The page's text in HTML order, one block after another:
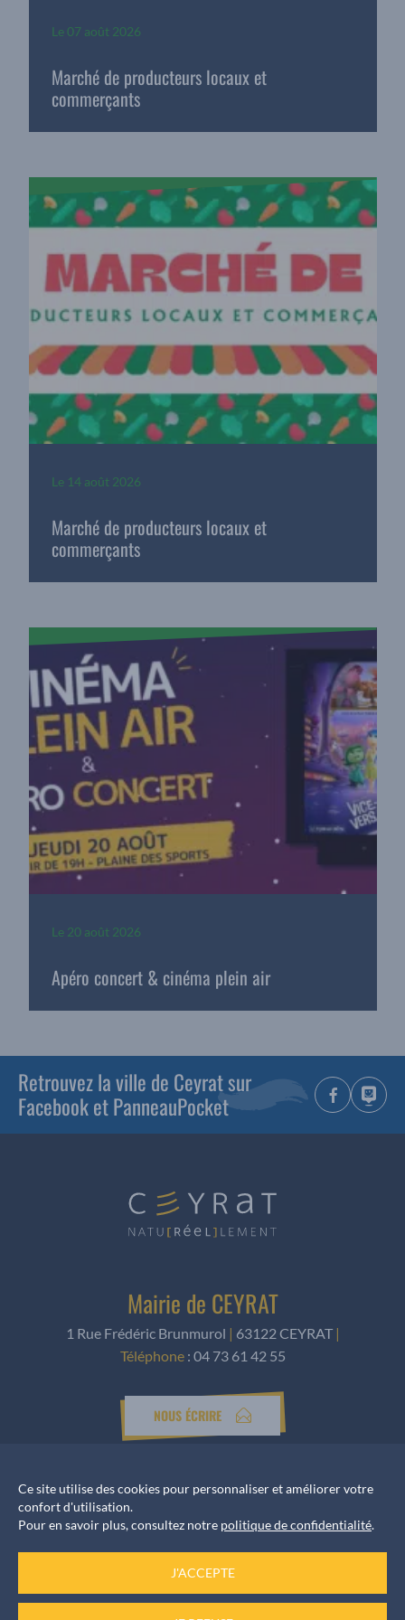
Le 07 août 2026
Marché de producteurs locaux et
commerçants
Le 14 août 2026
Marché de producteurs locaux et
commerçants
Le 20 août 2026
Apéro concert & cinéma plein air
Retrouvez la ville de Ceyrat sur
Facebook et PanneauPocket
Mairie de CEYRAT
1 Rue Frédéric Brunmurol | 63122 CEYRAT |
Téléphone: 04 73 61 42 55
NOUS ÉCRIRE
Horaires d’ouverture
Ce site utilise des cookies pour personnaliser et améliorer votre
confort d'utilisation.
Pour en savoir plus, consultez notre politique de confidentialité.
J'ACCEPTE